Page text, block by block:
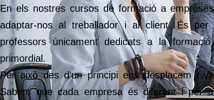
En els nostres cursos de formació a
adaptar-nos al treballador i al client. És
professors únicament dedicats a la
primordial.
Per això des d'un principi ens desplacem i
Sabem que cada empresa és diferent i per